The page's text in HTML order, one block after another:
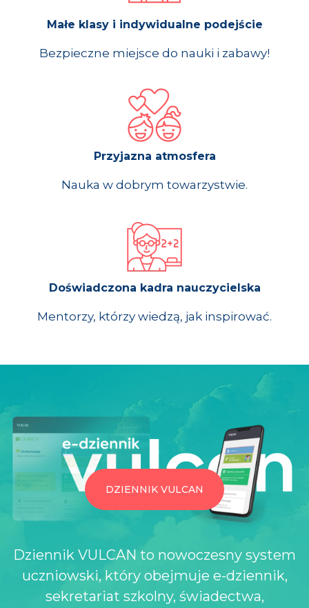
Małe klasy i indywidualne podejście
Bezpieczne miejsce do nauki i zabawy!
Przyjazna atmosfera
Nauka w dobrym towarzystwie.
Doświadczona kadra nauczycielska
Mentorzy, którzy wiedzą, jak inspirować.
DZIENNIK VULCAN
Dziennik VULCAN to nowoczesny system
uczniowski, który obejmuje e-dziennik,
sekretariat szkolny, świadectwa,